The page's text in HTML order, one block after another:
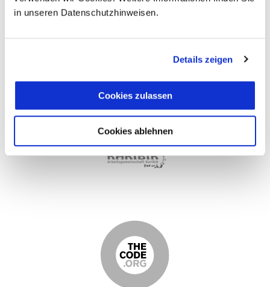
in unseren Datenschutzhinweisen.
Details zeigen
Cookies zulassen
Cookies ablehnen